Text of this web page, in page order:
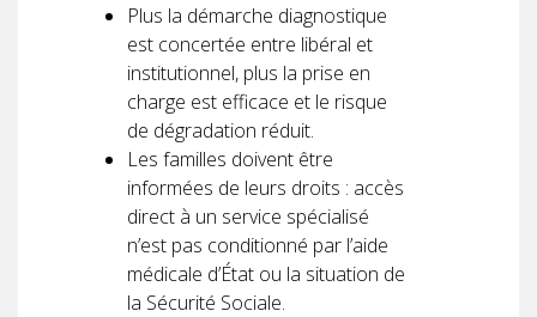
Plus la démarche diagnostique
est concertée entre libéral et
institutionnel, plus la prise en
charge est efficace et le risque
de dégradation réduit.
Les familles doivent être
informées de leurs droits : accès
direct à un service spécialisé
n’est pas conditionné par l’aide
médicale d’État ou la situation de
la Sécurité Sociale.